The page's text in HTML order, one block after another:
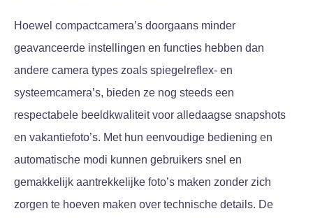
Hoewel compactcamera’s doorgaans minder
geavanceerde instellingen en functies hebben dan
andere camera types zoals spiegelreflex- en
systeemcamera’s, bieden ze nog steeds een
respectabele beeldkwaliteit voor alledaagse snapshots
en vakantiefoto’s. Met hun eenvoudige bediening en
automatische modi kunnen gebruikers snel en
gemakkelijk aantrekkelijke foto’s maken zonder zich
zorgen te hoeven maken over technische details. De